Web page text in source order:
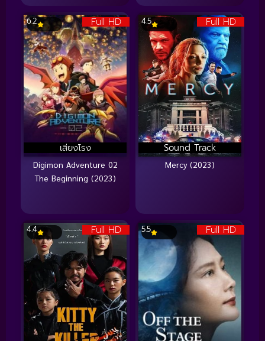
Full HD
เสียงโรง
6.2
Digimon Adventure 02
The Beginning (2023)
Full HD
Sound Track
4.5
Mercy (2023)
Full HD
4.4 Full HD
5.5